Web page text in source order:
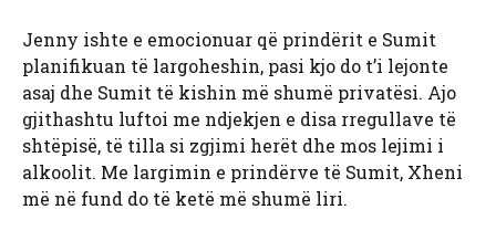
Jenny ishte e emocionuar që prindërit e Sumit
planifikuan të largoheshin, pasi kjo do t’i lejonte
asaj dhe Sumit të kishin më shumë privatësi. Ajo
gjithashtu luftoi me ndjekjen e disa rregullave të
shtëpisë, të tilla si zgjimi herët dhe mos lejimi i
alkoolit. Me largimin e prindërve të Sumit, Xheni
më në fund do të ketë më shumë liri.